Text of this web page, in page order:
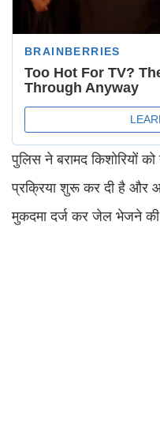
पुलिस ने बरामद किशोरियों
प्रक्रिया शुरू कर दी है और
मुकदमा दर्ज कर जेल भेजने की